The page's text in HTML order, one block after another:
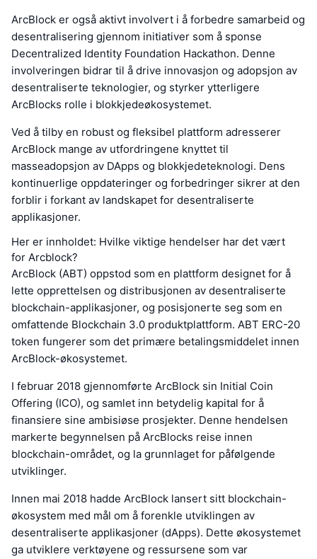
ArcBlock er også aktivt involvert i å forbedre samarbeid og
desentralisering gjennom initiativer som å sponse
Decentralized Identity Foundation Hackathon. Denne
involveringen bidrar til å drive innovasjon og adopsjon av
desentraliserte teknologier, og styrker ytterligere
ArcBlocks rolle i blokkjedeøkosystemet.
Ved å tilby en robust og fleksibel plattform adresserer
ArcBlock mange av utfordringene knyttet til
masseadopsjon av DApps og blokkjedeteknologi. Dens
kontinuerlige oppdateringer og forbedringer sikrer at den
forblir i forkant av landskapet for desentraliserte
applikasjoner.
Her er innholdet: Hvilke viktige hendelser har det vært
for Arcblock?
ArcBlock (ABT) oppstod som en plattform designet for å
lette opprettelsen og distribusjonen av desentraliserte
blockchain-applikasjoner, og posisjonerte seg som en
omfattende Blockchain 3.0 produktplattform. ABT ERC-20
token fungerer som det primære betalingsmiddelet innen
ArcBlock-økosystemet.
I februar 2018 gjennomførte ArcBlock sin Initial Coin
Offering (ICO), og samlet inn betydelig kapital for å
finansiere sine ambisiøse prosjekter. Denne hendelsen
markerte begynnelsen på ArcBlocks reise innen
blockchain-området, og la grunnlaget for påfølgende
utviklinger.
Innen mai 2018 hadde ArcBlock lansert sitt blockchain-
økosystem med mål om å forenkle utviklingen av
desentraliserte applikasjoner (dApps). Dette økosystemet
ga utviklere verktøyene og ressursene som var